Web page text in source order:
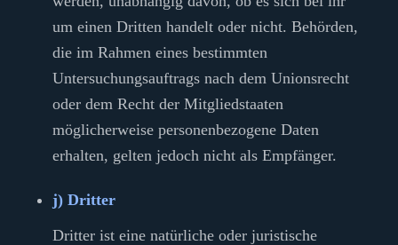
um einen Dritten handelt oder nicht. Behörden,
die im Rahmen eines bestimmten
Untersuchungsauftrags nach dem Unionsrecht
oder dem Recht der Mitgliedstaaten
möglicherweise personenbezogene Daten
erhalten, gelten jedoch nicht als Empfänger.
j) Dritter
Dritter ist eine natürliche oder juristische